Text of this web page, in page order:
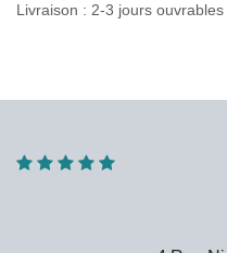
Livraison : 2-3 jours ouvrables